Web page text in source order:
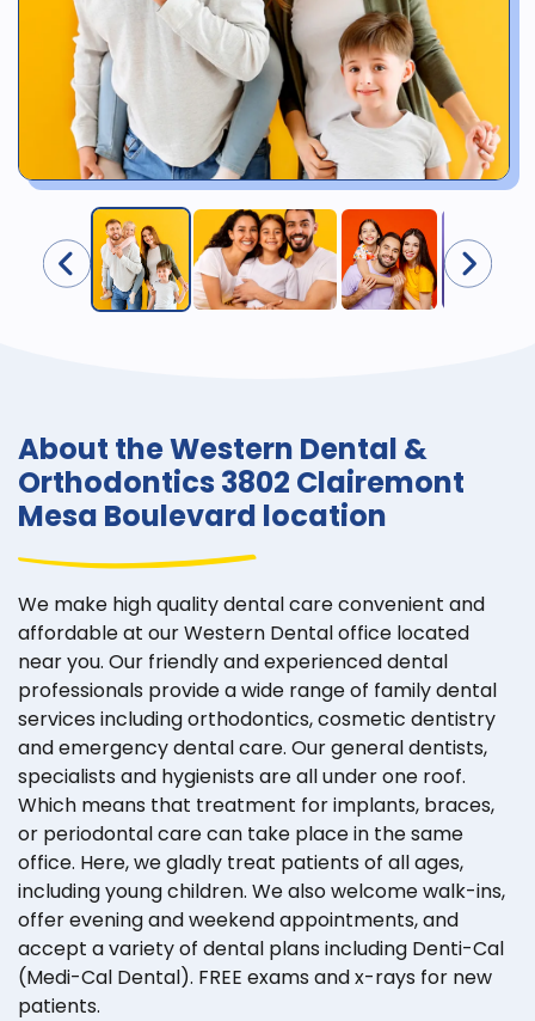
About the Western Dental &
Orthodontics 3802 Clairemont
Mesa Boulevard location
We make high quality dental care convenient and
affordable at our Western Dental office located
near you. Our friendly and experienced dental
professionals provide a wide range of family dental
services including orthodontics, cosmetic dentistry
and emergency dental care. Our general dentists,
specialists and hygienists are all under one roof.
Which means that treatment for implants, braces,
or periodontal care can take place in the same
office. Here, we gladly treat patients of all ages,
including young children. We also welcome walk-ins,
offer evening and weekend appointments, and
accept a variety of dental plans including Denti-Cal
(Medi-Cal Dental). FREE exams and x-rays for new
patients.